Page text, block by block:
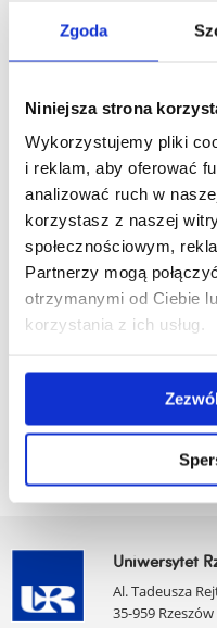
Zgoda
Niniejsza strona
Wykorzystujemy pliki
i reklam, aby oferować
analizować ruch w
korzystasz z naszej
społecznościowym,
Partnerzy mogą
otrzymanymi od Ciebie
korzystania z ich usług.
mgr Rafał
stud. Karol
Skład zespołu
dźwięku i światła
Kierownik kierunku:dr hab.
Członkowie:
prof. dr
dr hab. Piotr
dr Jarosław
stud. Jakub
Uniwersytet
Al. Tadeusza
35-959 Rzeszów